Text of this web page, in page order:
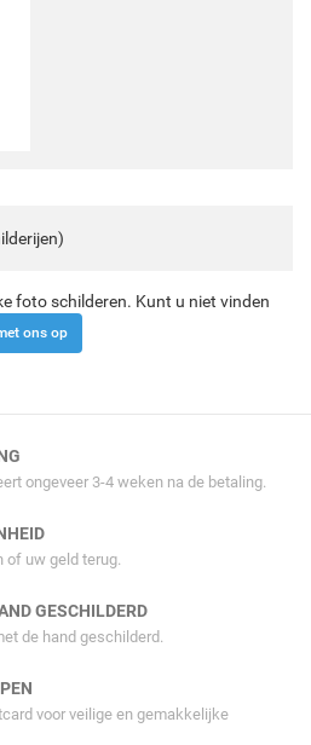
foto schilderen. Kunt u niet vinden
ons op
ongeveer 3-4 weken na de betaling.
of uw geld terug.
GESCHILDERD
de hand geschilderd.
voor veilige en gemakkelijke